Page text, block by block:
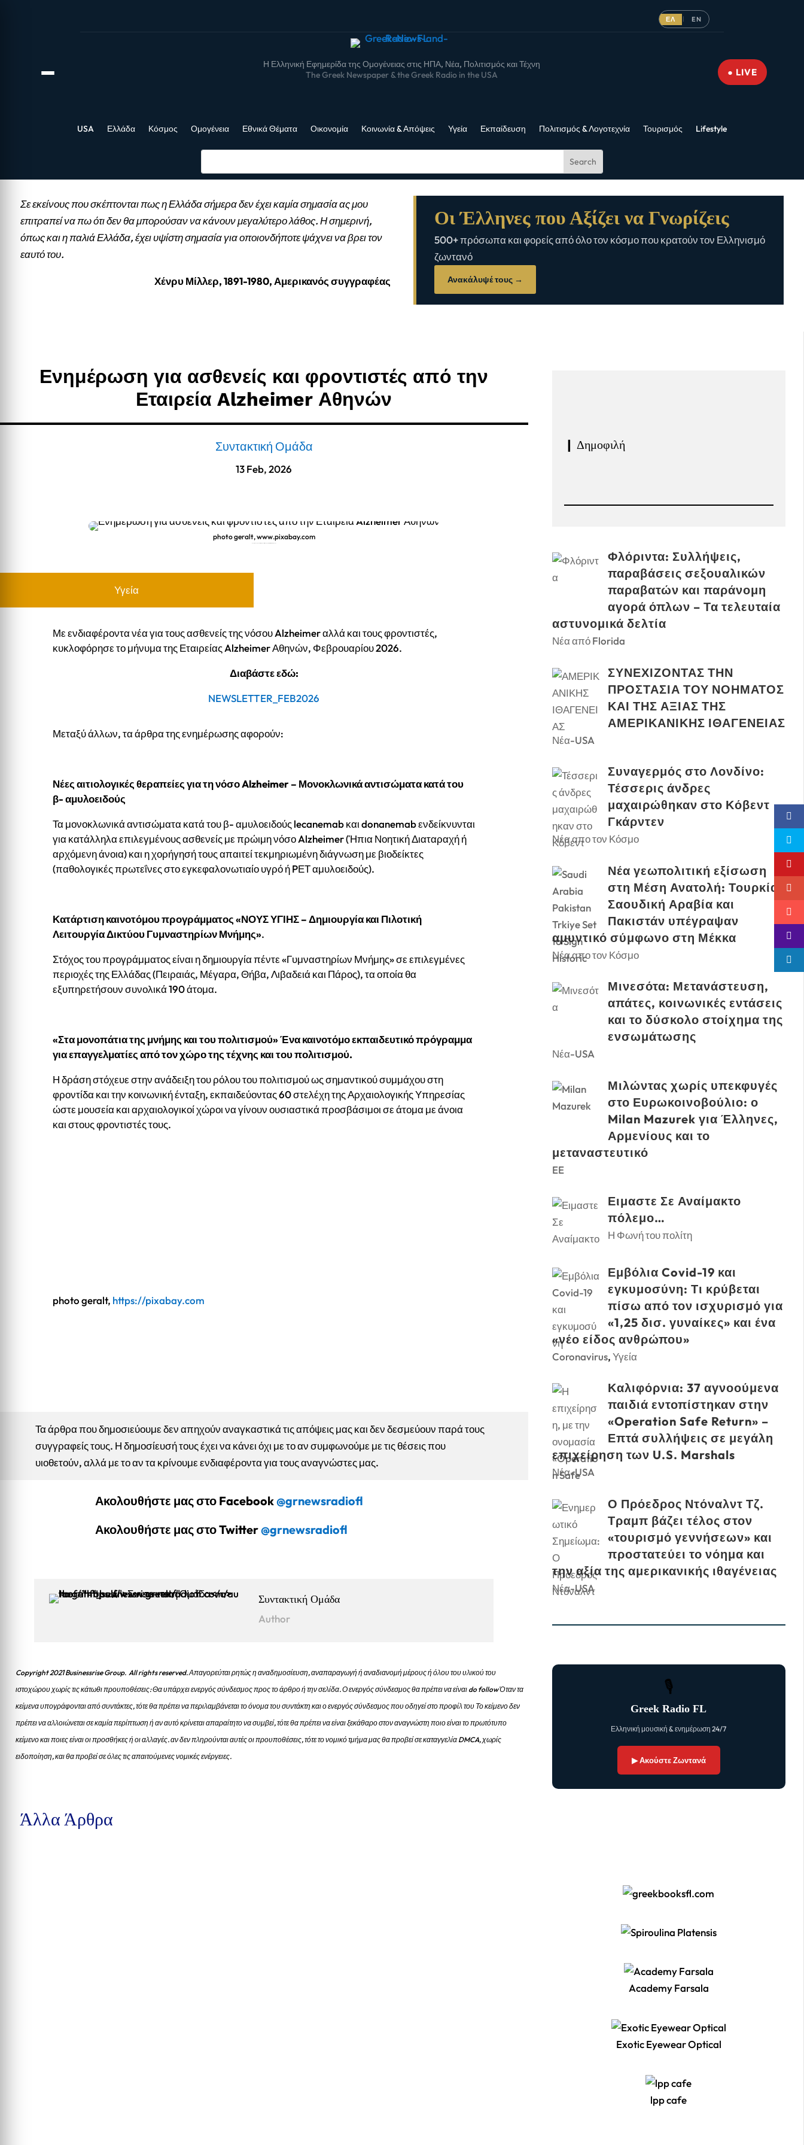
ΕΛ | EN
Η Ελληνική Εφημερίδα της Ομογένειας στις ΗΠΑ, Νέα, Πολιτισμός και Τέχνη
The Greek Newspaper & the Greek Radio in the USA
● LIVE
USA Ελλάδα Κόσμος Ομογένεια Εθνικά Θέματα Οικονομία Κοινωνία & Απόψεις Υγεία Εκπαίδευση Πολιτισμός & Λογοτεχνία Τουρισμός Lifestyle
Σε εκείνους που σκέπτονται πως η Ελλάδα σήμερα δεν έχει καμία σημασία ας μου
επιτραπεί να πω ότι δεν θα μπορούσαν να κάνουν μεγαλύτερο λάθος. Η σημερινή,
όπως και η παλιά Ελλάδα, έχει υψίστη σημασία για οποιονδήποτε ψάχνει να βρει τον
εαυτό του.
Χένρυ Μίλλερ, 1891-1980, Αμερικανός συγγραφέας
Οι Έλληνες που Αξίζει να Γνωρίζεις
500+ πρόσωπα και φορείς από όλο τον κόσμο που κρατούν τον Ελληνισμό
ζωντανό
Ανακάλυψέ τους →
Ενημέρωση για ασθενείς και φροντιστές από την
Εταιρεία Alzheimer Αθηνών
Συντακτική Ομάδα
13 Feb, 2026
photo geralt, www.pixabay.com
Υγεία
Με ενδιαφέροντα νέα για τους ασθενείς της νόσου Alzheimer αλλά και τους φροντιστές,
κυκλοφόρησε το μήνυμα της Εταιρείας Alzheimer Αθηνών, Φεβρουαρίου 2026.
Διαβάστε εδώ:
NEWSLETTER_FEB2026
Μεταξύ άλλων, τα άρθρα της ενημέρωσης αφορούν:
Νέες αιτιολογικές θεραπείες για τη νόσο Alzheimer – Μονοκλωνικά αντισώματα κατά του
β- αμυλοειδούς
Τα μονοκλωνικά αντισώματα κατά του β- αμυλοειδούς lecanemab και donanemab ενδείκνυνται
για κατάλληλα επιλεγμένους ασθενείς με πρώιμη νόσο Alzheimer (Ήπια Νοητική Διαταραχή ή
αρχόμενη άνοια) και η χορήγησή τους απαιτεί τεκμηριωμένη διάγνωση με βιοδείκτες
(παθολογικές πρωτεΐνες στο εγκεφαλονωτιαίο υγρό ή PΕΤ αμυλοειδούς).
Κατάρτιση καινοτόμου προγράμματος «ΝΟΥΣ ΥΓΙΗΣ – Δημιουργία και Πιλοτική
Λειτουργία Δικτύου Γυμναστηρίων Μνήμης».
Στόχος του προγράμματος είναι η δημιουργία πέντε «Γυμναστηρίων Μνήμης» σε επιλεγμένες
περιοχές της Ελλάδας (Πειραιάς, Μέγαρα, Θήβα, Λιβαδειά και Πάρος), τα οποία θα
εξυπηρετήσουν συνολικά 190 άτομα.
«Στα μονοπάτια της μνήμης και του πολιτισμού» Ένα καινοτόμο εκπαιδευτικό πρόγραμμα
για επαγγελματίες από τον χώρο της τέχνης και του πολιτισμού.
Η δράση στόχευε στην ανάδειξη του ρόλου του πολιτισμού ως σημαντικού συμμάχου στη
φροντίδα και την κοινωνική ένταξη, εκπαιδεύοντας 60 στελέχη της Αρχαιολογικής Υπηρεσίας
ώστε μουσεία και αρχαιολογικοί χώροι να γίνουν ουσιαστικά προσβάσιμοι σε άτομα με άνοια
και στους φροντιστές τους.
photo geralt, https://pixabay.com
Τα άρθρα που δημοσιεύουμε δεν απηχούν αναγκαστικά τις απόψεις μας και δεν δεσμεύουν παρά τους
συγγραφείς τους. Η δημοσίευσή τους έχει να κάνει όχι με το αν συμφωνούμε με τις θέσεις που
υιοθετούν, αλλά με το αν τα κρίνουμε ενδιαφέροντα για τους αναγνώστες μας.
Ακολουθήστε μας στο Facebook@grnewsradiofl
Ακολουθήστε μας στο Twitter@grnewsradiofl
Συντακτική Ομάδα
Author
Copyright 2021 Businessrise Group. All rights reserved. Απαγορεύται ρητώς η αναδημοσίευση, αναπαραγωγή ή αναδιανομή μέρους ή όλου του υλικού του
ιστοχώρου χωρίς τις κάτωθι προυποθέσεις: Θα υπάρχει ενεργός σύνδεσμος προς το άρθρο ή την σελίδα.Ο ενεργός σύνδεσμος θα πρέπει να είναι do follow Όταν τα
κείμενα υπογράφονται από συντάκτες, τότε θα πρέπει να περιλαμβάνεται το όνομα του συντάκτη και ο ενεργός σύνδεσμος που οδηγεί στο προφίλ του Το κείμενο δεν
πρέπει να αλλοιώνεται σε καμία περίπτωση ή αν αυτό κρίνεται απαραίτητο να συμβεί, τότε θα πρέπει να είναι ξεκάθαρο στον αναγνώστη ποιο είναι το πρωτότυπο
κείμενο και ποιες είναι οι προσθήκες ή οι αλλαγές. αν δεν πληρούνται αυτές οι προυποθέσεις, τότε το νομικό τμήμα μας θα προβεί σε καταγγελία DMCA, χωρίς
ειδοποίηση, και θα προβεί σε όλες τις απαιτούμενες νομικές ενέργειες.
Άλλα Άρθρα
❙ Δημοφιλή
Φλόριντα: Συλλήψεις,
παραβάσεις σεξουαλικών
παραβατών και παράνομη
αγορά όπλων – Τα τελευταία
αστυνομικά δελτία
Νέα από Florida
ΣΥΝΕΧΙΖΟΝΤΑΣ ΤΗΝ
ΠΡΟΣΤΑΣΙΑ ΤΟΥ ΝΟΗΜΑΤΟΣ
ΚΑΙ ΤΗΣ ΑΞΙΑΣ ΤΗΣ
ΑΜΕΡΙΚΑΝΙΚΗΣ ΙΘΑΓΕΝΕΙΑΣ
Νέα-USA
Συναγερμός στο Λονδίνο:
Τέσσερις άνδρες
μαχαιρώθηκαν στο Κόβεντ
Γκάρντεν
Νέα απο τον Κόσμο
Νέα γεωπολιτική εξίσωση
στη Μέση Ανατολή: Τουρκία,
Σαουδική Αραβία και
Πακιστάν υπέγραψαν
αμυντικό σύμφωνο στη Μέκκα
Νέα απο τον Κόσμο
Μινεσότα: Μετανάστευση,
απάτες, κοινωνικές εντάσεις
και το δύσκολο στοίχημα της
ενσωμάτωσης
Νέα-USA
Μιλώντας χωρίς υπεκφυγές
στο Ευρωκοινοβούλιο: ο
Milan Mazurek για Έλληνες,
Αρμενίους και το
μεταναστευτικό
EE
Ειμαστε Σε Αναίμακτο
πόλεμο…
Η Φωνή του πολίτη
Εμβόλια Covid-19 και
εγκυμοσύνη: Τι κρύβεται
πίσω από τον ισχυρισμό για
«1,25 δισ. γυναίκες» και ένα
«νέο είδος ανθρώπου»
Coronavirus,Υγεία
Καλιφόρνια: 37 αγνοούμενα
παιδιά εντοπίστηκαν στην
«Operation Safe Return» –
Επτά συλλήψεις σε μεγάλη
επιχείρηση των U.S. Marshals
Νέα-USA
Ο Πρόεδρος Ντόναλντ Τζ.
Τραμπ βάζει τέλος στον
«τουρισμό γεννήσεων» και
προστατεύει το νόημα και
την αξία της αμερικανικής ιθαγένειας
Νέα-USA
🎙
Greek Radio FL
Ελληνική μουσική & ενημέρωση 24/7
▶ Ακούστε Ζωντανά
Academy Farsala
Exotic Eyewear Optical
lpp cafe